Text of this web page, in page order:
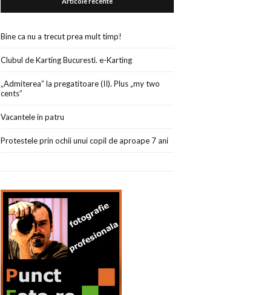
Bine ca nu a trecut prea mult timp!
Clubul de Karting Bucuresti. e-Karting
„Admiterea” la pregatitoare (II). Plus „my two
cents”
Vacantele in patru
Protestele prin ochii unui copil de aproape 7 ani